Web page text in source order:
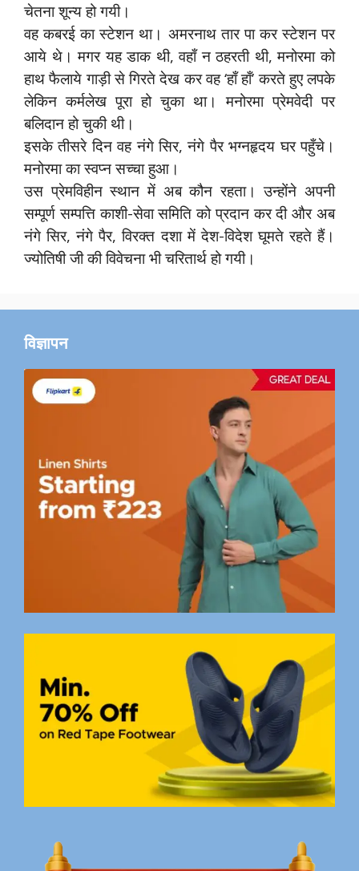
चेतना शून्य हो गयी।
वह कबरई का स्टेशन था। अमरनाथ तार पा कर स्टेशन पर
आये थे। मगर यह डाक थी, वहाँ न ठहरती थी, मनोरमा को
हाथ फैलाये गाड़ी से गिरते देख कर वह ‘हाँ हाँ’ करते हुए लपके
लेकिन कर्मलेख पूरा हो चुका था। मनोरमा प्रेमवेदी पर
बलिदान हो चुकी थी।
इसके तीसरे दिन वह नंगे सिर, नंगे पैर भग्नहृदय घर पहुँचे।
मनोरमा का स्वप्न सच्चा हुआ।
उस प्रेमविहीन स्थान में अब कौन रहता। उन्होंने अपनी
सम्पूर्ण सम्पत्ति काशी-सेवा समिति को प्रदान कर दी और अब
नंगे सिर, नंगे पैर, विरक्त दशा में देश-विदेश घूमते रहते हैं।
ज्योतिषी जी की विवेचना भी चरितार्थ हो गयी।
विज्ञापन